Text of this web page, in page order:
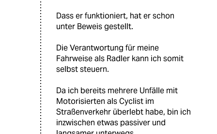
Dass er funktioniert, hat er schon
unter Beweis gestellt.
Die Verantwortung für meine
Fahrweise als Radler kann ich somit
selbst steuern.
Da ich bereits mehrere Unfälle mit
Motorisierten als Cyclist im
Straßenverkehr überlebt habe, bin ich
inzwischen etwas passiver und